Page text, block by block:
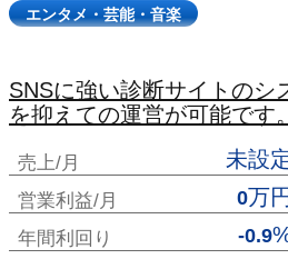
エンタメ・芸能・音楽
SNSに強い診断サイトの
を抑えての運営が可能です。
売上/月 未設
営業利益/月 0万円
年間利回り -0.9